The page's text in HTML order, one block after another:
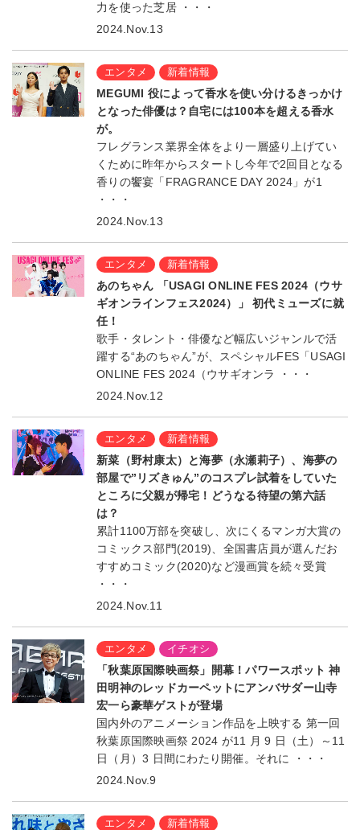
力を使った芝居 ・・・
2024.Nov.13
エンタメ 新着情報
MEGUMI 役によって香水を使い分けるきっかけ
となった俳優は？自宅には100本を超える香水
が。
フレグランス業界全体をより一層盛り上げてい
くために昨年からスタートし今年で2回目となる
香りの饗宴「FRAGRANCE DAY 2024」が1
・・・
2024.Nov.13
エンタメ 新着情報
あのちゃん 「USAGI ONLINE FES 2024（ウサ
ギオンラインフェス2024）」 初代ミューズに就
任！
歌手・タレント・俳優など幅広いジャンルで活
躍する“あのちゃん”が、スペシャルFES「USAGI
ONLINE FES 2024（ウサギオンラ ・・・
2024.Nov.12
エンタメ 新着情報
新菜（野村康太）と海夢（永瀬莉子）、海夢の
部屋で”リズきゅん”のコスプレ試着をしていた
ところに父親が帰宅！どうなる待望の第六話
は？
累計1100万部を突破し、次にくるマンガ大賞の
コミックス部門(2019)、全国書店員が選んだお
すすめコミック(2020)など漫画賞を続々受賞
・・・
2024.Nov.11
エンタメ イチオシ
「秋葉原国際映画祭」開幕！パワースポット 神
田明神のレッドカーペットにアンバサダー山寺
宏一ら豪華ゲストが登場
国内外のアニメーション作品を上映する 第一回
秋葉原国際映画祭 2024 が11 月 9 日（土）～11
日（月）3 日間にわたり開催。それに ・・・
2024.Nov.9
エンタメ 新着情報